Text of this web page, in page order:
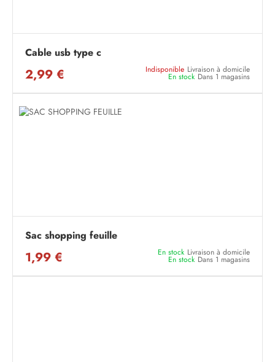
Cable usb type c
2,99 € Indisponible Livraison à domicile
En stock Dans 1 magasins
Sac shopping feuille
1,99 € En stock Livraison à domicile
En stock Dans 1 magasins